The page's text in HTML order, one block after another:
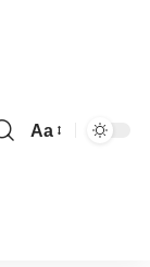
Aa